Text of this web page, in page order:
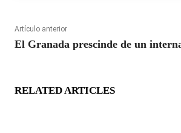
Artículo anterior
El Granada prescinde de un
RELATED ARTICLES